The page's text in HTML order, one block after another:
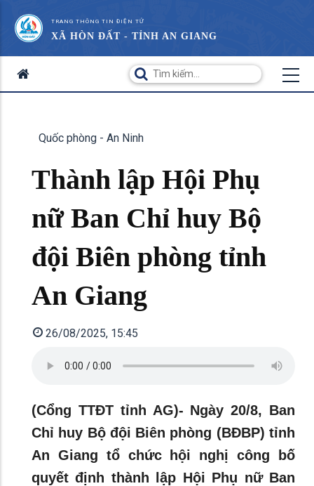
TRANG THÔNG TIN ĐIỆN TỬ
XÃ HÒN ĐẤT - TỈNH AN GIANG
Quốc phòng - An Ninh
Thành lập Hội Phụ
nữ Ban Chỉ huy Bộ
đội Biên phòng tỉnh
An Giang
26/08/2025, 15:45
(Cổng TTĐT tỉnh AG)- Ngày 20/8, Ban
Chỉ huy Bộ đội Biên phòng (BĐBP) tỉnh
An Giang tổ chức hội nghị công bố
quyết định thành lập Hội Phụ nữ Ban